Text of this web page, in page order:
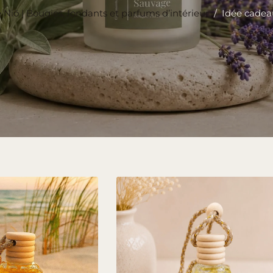
Niõ | Bougies, fondants et parfums d’intérieur / Idée